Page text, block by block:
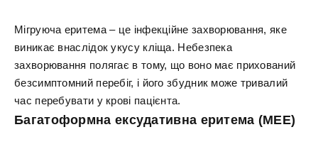
Мігруюча еритема – це інфекційне захворювання, яке
виникає внаслідок укусу кліща. Небезпека
захворювання полягає в тому, що воно має прихований
безсимптомний перебіг, і його збудник може тривалий
час перебувати у крові пацієнта.
Багатоформна ексудативна еритема (МЕЕ)